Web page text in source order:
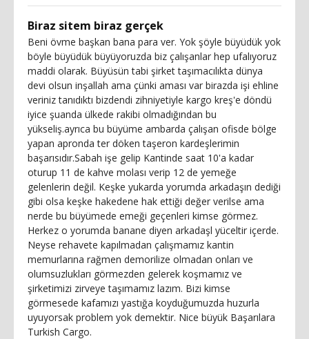
Biraz sitem biraz gerçek
Beni övme başkan bana para ver. Yok şöyle büyüdük yok
böyle büyüdük büyüyoruzda biz çalışanlar hep ufalıyoruz
maddi olarak. Büyüsün tabi şirket taşımacılıkta dünya
devi olsun inşallah ama çünki aması var birazda işi ehline
veriniz tanıdıktı bizdendi zihniyetiyle kargo kreş'e döndü
iyice şuanda ülkede rakibi olmadığından bu
yükseliş.ayrıca bu büyüme ambarda çalışan ofisde bölge
yapan apronda ter döken taşeron kardeşlerimin
başarısıdır.Sabah işe gelip Kantinde saat 10'a kadar
oturup 11 de kahve molası verip 12 de yemeğe
gelenlerin değil. Keşke yukarda yorumda arkadaşın dediği
gibi olsa keşke hakedene hak ettiği değer verilse ama
nerde bu büyümede emeği geçenleri kimse görmez.
Herkez o yorumda banane diyen arkadaşl yüceltir içerde.
Neyse rehavete kapılmadan çalışmamız kantin
memurlarına rağmen demorilize olmadan onları ve
olumsuzlukları görmezden gelerek koşmamız ve
şirketimizi zirveye taşımamız lazım. Bizi kimse
görmesede kafamızı yastığa koyduğumuzda huzurla
uyuyorsak problem yok demektir. Nice büyük Başarılara
Turkish Cargo.